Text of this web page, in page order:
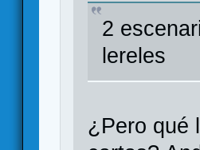
2
lereles
¿Pero qué